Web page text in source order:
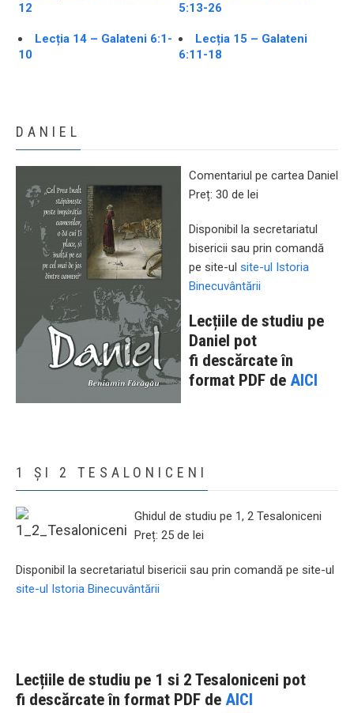
12
5:13-26
Lecția 14 – Galateni 6:1-
10
Lecția 15 – Galateni
6:11-18
DANIEL
Comentariul pe cartea Daniel
Preț: 30 de lei
Disponibil la secretariatul
bisericii sau prin comandă
pe site-ul site-ul Istoria
Binecuvântării
Lecțiile de studiu pe
Daniel pot
fi descărcate în
format PDF de AICI
1 ȘI 2 TESALONICENI
Ghidul de studiu pe 1, 2 Tesaloniceni
Preț: 25 de lei
Disponibil la secretariatul bisericii sau prin comandă pe site-ul
site-ul Istoria Binecuvântării
Lecțiile de studiu pe 1 si 2 Tesaloniceni pot
fi descărcate în format PDF de AICI